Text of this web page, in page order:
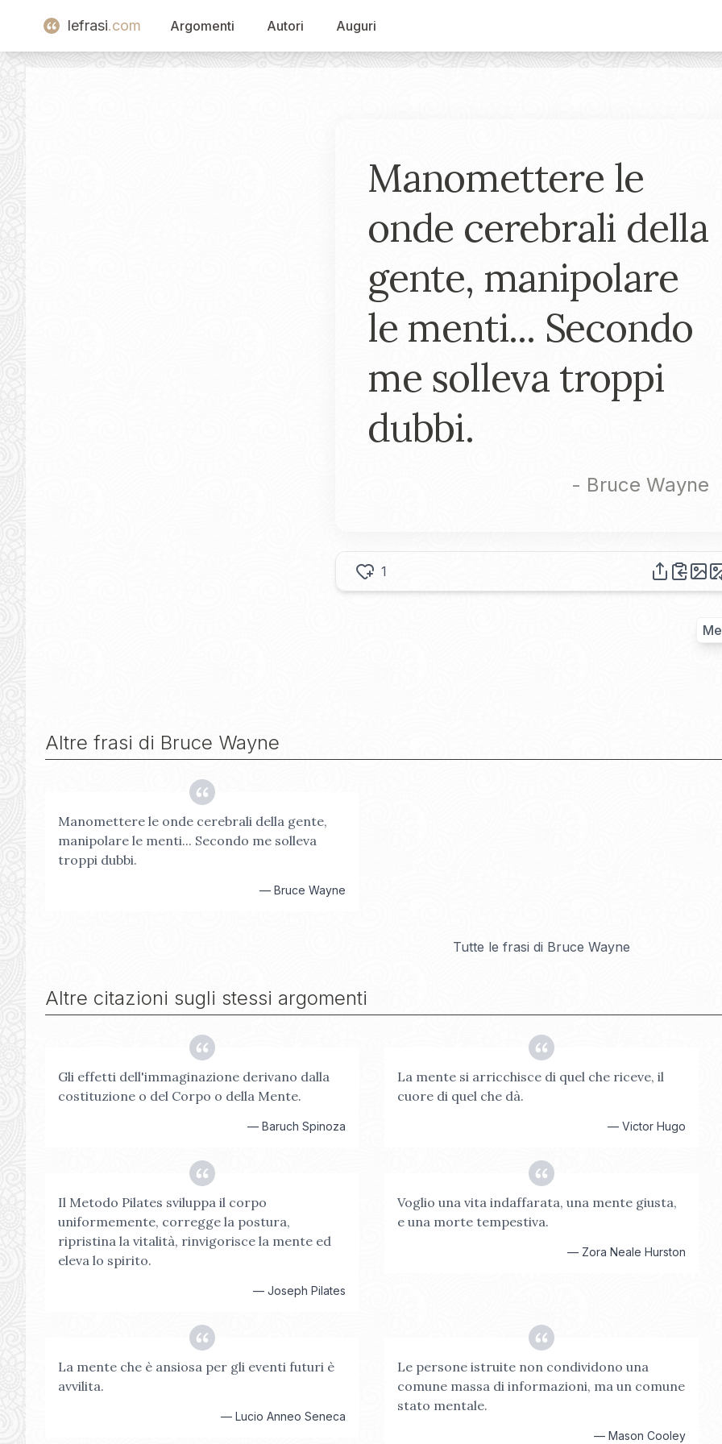
lefrasi.com Argomenti Autori Auguri
Manomettere le
onde cerebrali della
gente, manipolare
le menti... Secondo
me solleva troppi
dubbi.
- Bruce Wayne
1
Altre frasi di Bruce Wayne
Manomettere le onde cerebrali della gente,
manipolare le menti... Secondo me solleva
troppi dubbi.
—Bruce Wayne
Tutte le frasi di Bruce Wayne
Altre citazioni sugli stessi argomenti
Gli effetti dell'immaginazione derivano dalla
costituzione o del Corpo o della Mente.
—Baruch Spinoza
La mente si arricchisce di quel che riceve, il
cuore di quel che dà.
— Victor Hugo
Il Metodo Pilates sviluppa il corpo
uniformemente, corregge la postura,
ripristina la vitalità, rinvigorisce la mente ed
eleva lo spirito.
—Joseph Pilates
Voglio una vita indaffarata, una mente giusta,
e una morte tempestiva.
— Zora Neale Hurston
La mente che è ansiosa per gli eventi futuri è
avvilita.
—Lucio Anneo Seneca
Le persone istruite non condividono una
comune massa di informazioni, ma un comune
stato mentale.
— Mason Cooley